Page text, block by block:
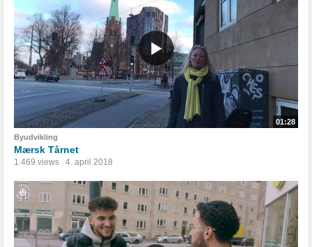
01:28
Byudvikling
Mærsk Tårnet
1.469 views 4. april 2018